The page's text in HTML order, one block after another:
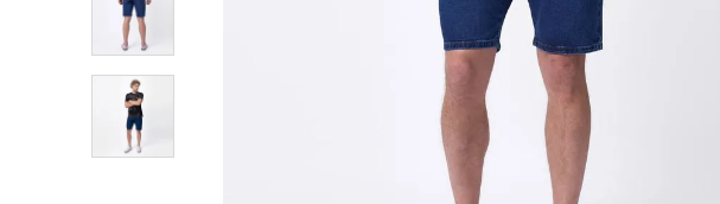
. laptop
spiderman
10. lavadora